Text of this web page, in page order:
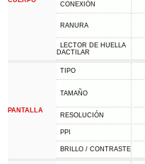
CONEXIÓN
RANURA
LECTOR DE HUELLA
DACTILAR
PANTALLA
TIPO
TAMAÑO
RESOLUCIÓN
PPI
BRILLO / CONTRASTE